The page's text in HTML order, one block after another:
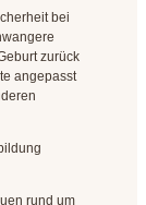
bei
zurück
angepasst
rund um